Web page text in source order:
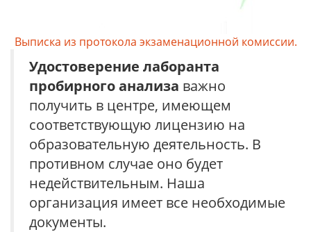
Выписка из протокола экзаменационной комиссии.
Удостоверение лаборанта
пробирного анализа важно
получить в центре, имеющем
соответствующую лицензию на
образовательную деятельность. В
противном случае оно будет
недействительным. Наша
организация имеет все необходимые
документы.